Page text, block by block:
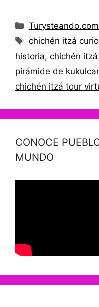
Categorías
Turysteando.com
Etiquetas
chichén itzá
historia, chichén
pirámide de
chichén itzá tour
CONOCE
MUNDO